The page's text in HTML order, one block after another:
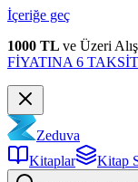
İçeriğe geç
1000 TL ve Üzeri
FİYATINA 6
Zeduva
Kitaplar
Kitap